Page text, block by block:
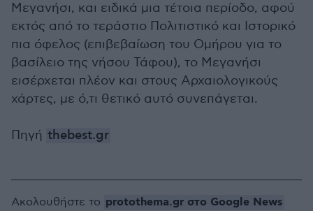
Μεγανήσι, και ειδικά μια τέτοια περίοδο, αφού
εκτός από το τεράστιο Πολιτιστικό και Ιστορικό
πια όφελος (επιβεβαίωση του Ομήρου για το
βασίλειο της νήσου Τάφου), το Μεγανήσι
εισέρχεται πλέον και στους Αρχαιολογικούς
χάρτες, με ό,τι θετικό αυτό συνεπάγεται.
Πηγή thebest.gr
Ακολουθήστε το protothema.gr στο Google News